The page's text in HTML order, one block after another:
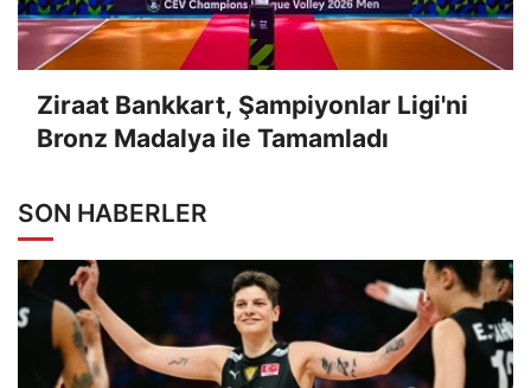
Ziraat Bankkart, Şampiyonlar Ligi'ni
Bronz Madalya ile Tamamladı
SON HABERLER